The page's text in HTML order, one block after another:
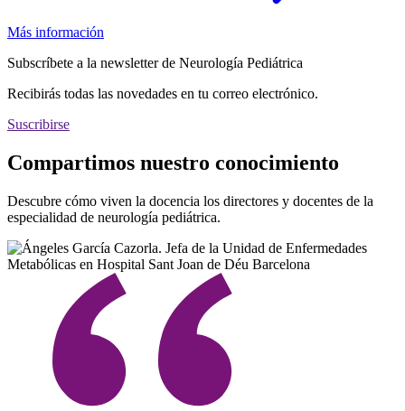
Más información
Subscríbete a la newsletter de Neurología Pediátrica
Recibirás todas las novedades en tu correo electrónico.
Suscribirse
Compartimos nuestro conocimiento
Descubre cómo viven la docencia los directores y docentes de la
especialidad de neurología pediátrica.